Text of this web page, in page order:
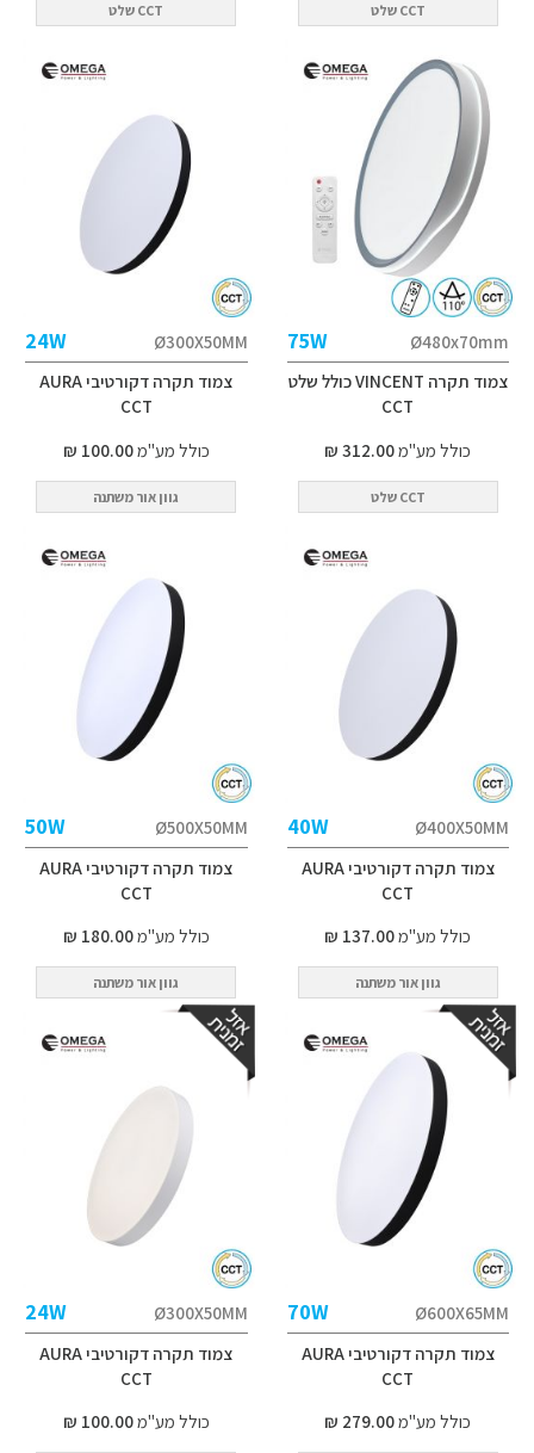
CCT שלט CCT שלט
Ø480x70mm
75W
צמוד תקרה VINCENT כולל שלט
CCT
כולל מע"מ312.00 ₪
CCT שלט
Ø300X50MM
24W
צמוד תקרה דקורטיבי AURA
CCT
כולל מע"מ100.00 ₪
גוון אור משתנה
Ø400X50MM
40W
צמוד תקרה דקורטיבי AURA
CCT
כולל מע"מ137.00 ₪
גוון אור משתנה
Ø500X50MM
50W
צמוד תקרה דקורטיבי AURA
CCT
כולל מע"מ180.00 ₪
גוון אור משתנה
Ø600X65MM
70W
צמוד תקרה דקורטיבי AURA
CCT
כולל מע"מ279.00 ₪
Ø300X50MM
24W
צמוד תקרה דקורטיבי AURA
CCT
כולל מע"מ100.00 ₪